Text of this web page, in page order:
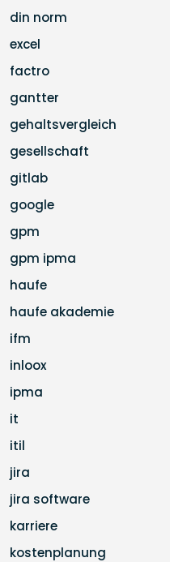
din norm
excel
factro
gantter
gehaltsvergleich
gesellschaft
gitlab
google
gpm
gpm ipma
haufe
haufe akademie
ifm
inloox
ipma
it
itil
jira
jira software
karriere
kostenplanung